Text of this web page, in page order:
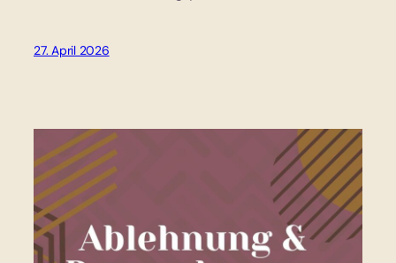
27. April 2026